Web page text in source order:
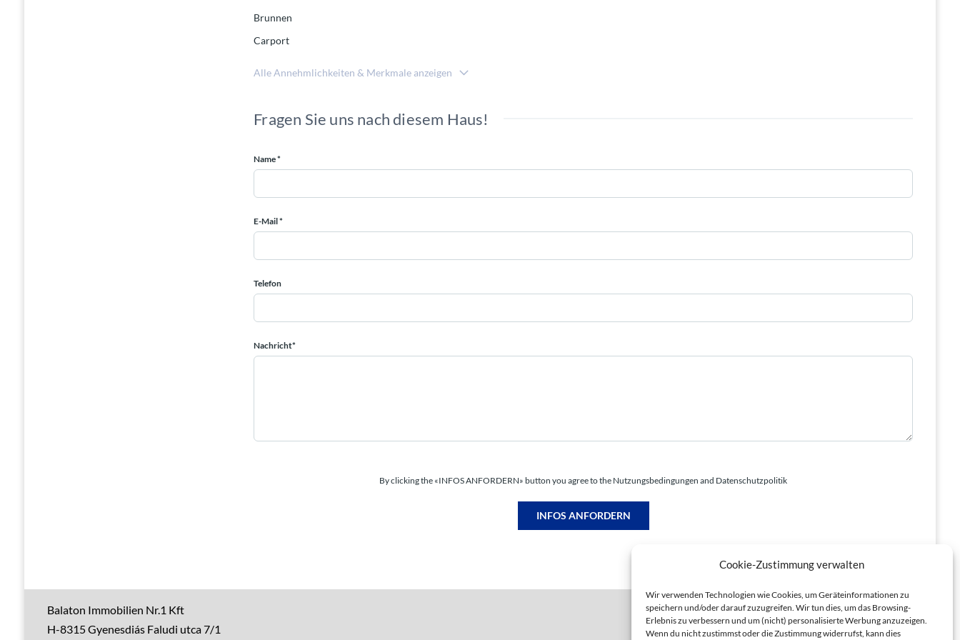
Cookie-Zustimmung verwalten
Wir verwenden Technologien wie Cookies, um Geräteinformationen zu
speichern und/oder darauf zuzugreifen. Wir tun dies, um das Browsing-
Erlebnis zu verbessern und um (nicht) personalisierte Werbung anzuzeigen.
Wenn du nicht zustimmst oder die Zustimmung widerrufst, kann dies
Brunnen
Carport
Alle Annehmlichkeiten & Merkmale anzeigen
Fragen Sie uns nach diesem Haus!
Name *
E-Mail *
Telefon
Nachricht*
By clicking the «INFOS ANFORDERN» button you agree to the Nutzungsbedingungen and Datenschutzpolitik
INFOS ANFORDERN
Balaton Immobilien Nr.1 Kft
H-8315 Gyenesdiás Faludi utca 7/1
Datenschutz
Allgemeine Geschäftsbedingungen